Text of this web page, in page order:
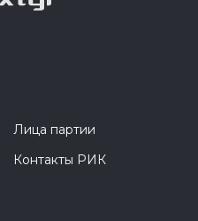
Лица партии
Контакты РИК